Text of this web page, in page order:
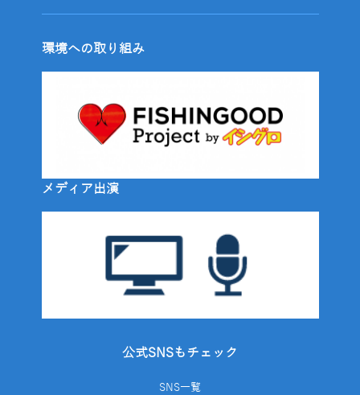
環境への取り組み
メディア出演
公式SNSもチェック
SNS一覧